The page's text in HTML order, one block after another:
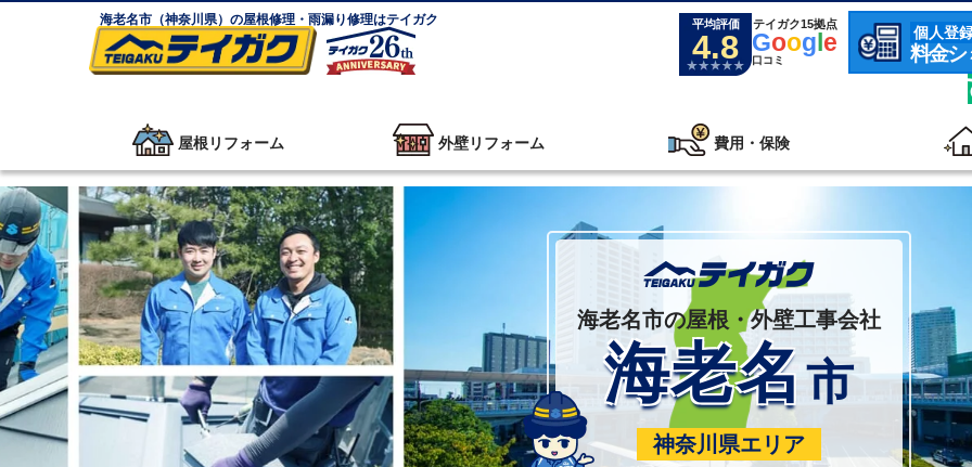
海老名市（神奈川県）の屋根修理・雨漏り修理はテイガク 平均評価
4.8
テイガク15拠点
Google
口コミ
個人登
料金シ
屋根リフォーム 外壁リフォーム 費用・保険
海老名市の屋根・外壁工事会社
海老名市
神奈川県エリア